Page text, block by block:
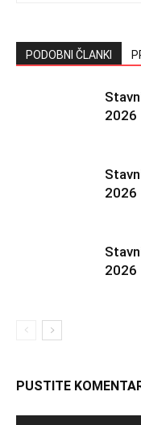
PODOBNI ČLANKI
2026
2026
2026
PUSTITE